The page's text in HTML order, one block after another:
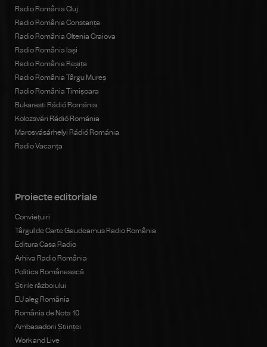
Radio România Cluj
Radio România Constanța
Radio România Oltenia Craiova
Radio România Iași
Radio România Reșița
Radio România Târgu Mureș
Radio România Timișoara
Bukaresti Rádió Románia
Kolozsvári Rádió Románia
Marosvásárhelyi Rádió Románia
Radio Vacanța
Proiecte editoriale
Conviețuiri
Târgul de Carte Gaudeamus Radio România
Editura Casa Radio
Arhiva Radio România
Politica Românească
Știrile războiului
EU aleg România
România de Nota 10
Ambasadorii Științei
Work and Live